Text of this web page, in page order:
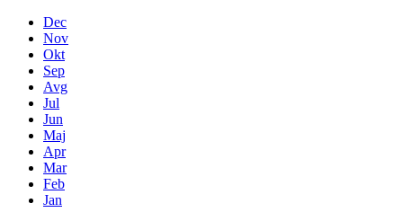
Dec
Nov
Okt
Sep
Avg
Jul
Jun
Maj
Apr
Mar
Feb
Jan